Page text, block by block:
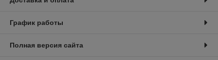
График работы
Полная версия сайта